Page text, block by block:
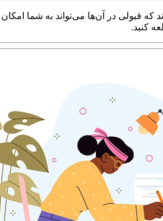
قبولی در آن‌ها می‌تواند به شما
کنید.